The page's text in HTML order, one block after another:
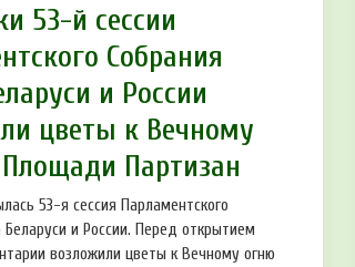
53-й сессии
Собрания
и России
цветы к Вечному
Партизан
53-я сессия Парламентского
и России. Перед открытием
возложили цветы к Вечному огню